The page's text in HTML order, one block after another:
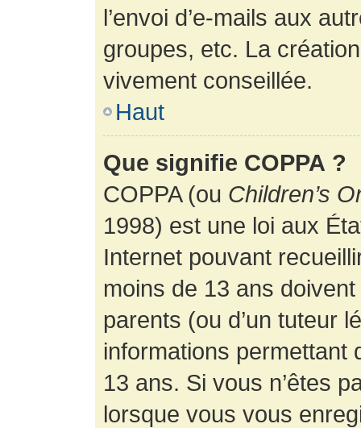
l’envoi d’e-mails aux
groupes, etc. La
vivement conseillée.
Haut
Que signifie COPPA ?
COPPA (ou Children’s
1998) est une loi aux
Internet pouvant
moins de 13 ans
parents (ou d’un tuteur
informations permettant
13 ans. Si vous n’êtes
lorsque vous vous